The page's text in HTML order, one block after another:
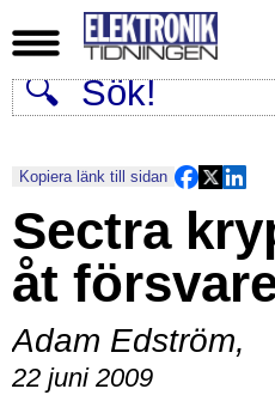
Kopiera länk till sidan
Sectra
åt
Adam Edström,
22 juni 2009